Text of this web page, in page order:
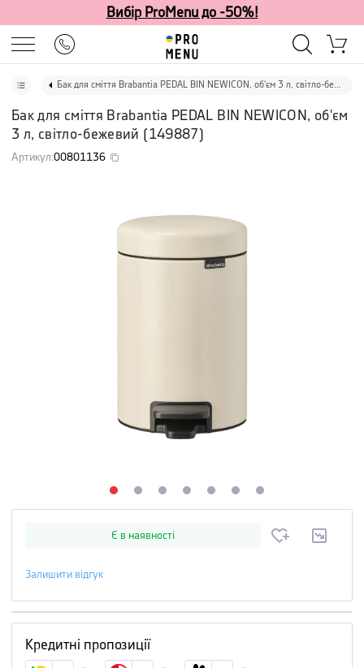
Вибір ProMenu до -50%!
Бак для сміття Brabantia PEDAL BIN NEWICON, об'єм 3 л, світло-бежевий
Бак для сміття Brabantia PEDAL BIN NEWICON, об'єм
3 л, світло-бежевий (149887)
Артикул:00801136
Є в наявності
Залишити відгук
Кредитні пропозиції